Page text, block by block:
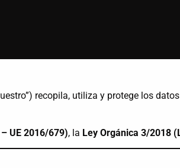
recopila, utiliza y protege los
UE 2016/679), la Ley Orgánica 3/2018